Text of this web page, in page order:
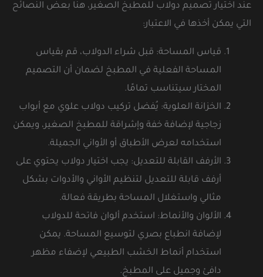
عند اختيار تصميم دولاب للمطبخ الصغير، هنا بعض النصائح
التي يمكن أخذها في الاعتبار:
قياس المساحة: قبل شراء الدولاب، قم بقياس
المساحة الفعلية في المطبخ لضمان أن التصميم
المختار سيتناسب تمامًا.
الخزانة العلوية: يُفضل تركيب دولاب علوي مع أبواب
زجاجية لإضافة خفة وإشراقة للمطبخ الصغير، ويمكن
استخدامه لعرض الأطباق أو الأواني الجميلة.
الأرفف القابلة للتعديل: يجب اختيار دولاب يحتوي على
أرفف قابلة للتعديل لتنظيم الأواني والأدوات بشكل
مثالي واستغلال المساحة بطريقة فعالة.
الألوان والأنماط: استخدم ألوان فاتحة للدولاب
لإضافة انطباع بصري لتوسيع المساحة. يمكن
استخدام أنماط الخشب الطبيعي لإضفاء مظهر
دافئ وجميل على المطبخ.